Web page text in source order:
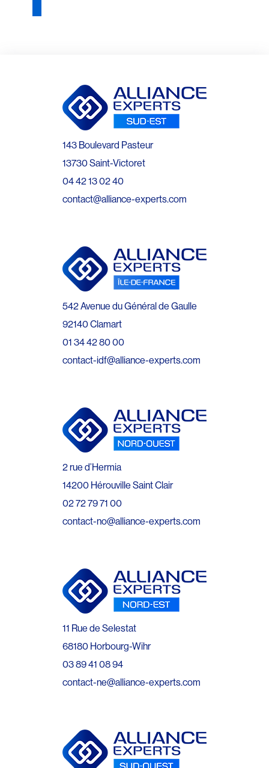
143 Boulevard Pasteur
13730 Saint-Victoret
04 42 13 02 40
contact@alliance-experts.com
542 Avenue du Général de Gaulle
92140 Clamart
01 34 42 80 00
contact-idf@alliance-experts.com
2 rue d’Hermia
14200 Hérouville Saint Clair
02 72 79 71 00
contact-no@alliance-experts.com
11 Rue de Selestat
68180 Horbourg-Wihr
03 89 41 08 94
contact-ne@alliance-experts.com